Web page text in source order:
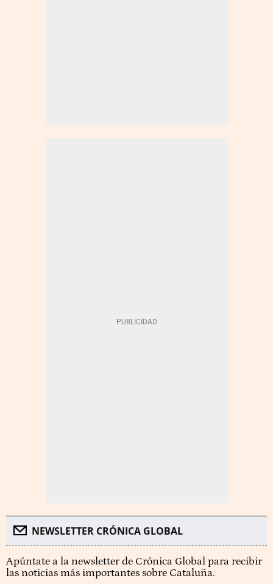
NEWSLETTER CRÓNICA GLOBAL
Apúntate a la newsletter de Crónica Global para recibir
las noticias más importantes sobre Cataluña.